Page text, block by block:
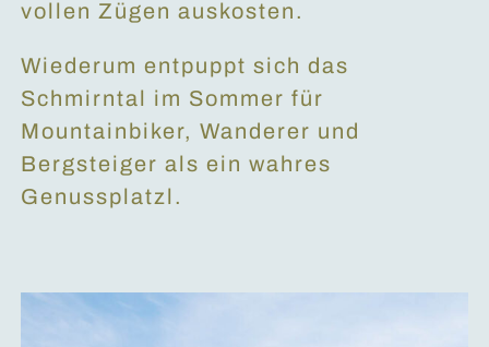
vollen Zügen auskosten.
Wiederum entpuppt sich das
Schmirntal im Sommer für
Mountainbiker, Wanderer und
Bergsteiger als ein wahres
Genussplatzl.